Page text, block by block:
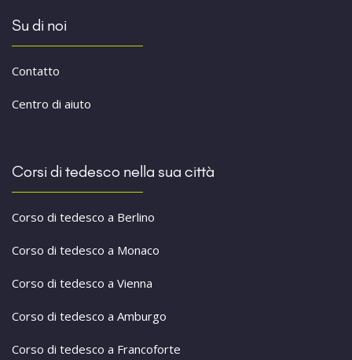
Su di noi
Contatto
Centro di aiuto
Corsi di tedesco nella sua città
Corso di tedesco a Berlino
Corso di tedesco a Monaco
Corso di tedesco a Vienna
Corso di tedesco a Amburgo
Corso di tedesco a Francoforte